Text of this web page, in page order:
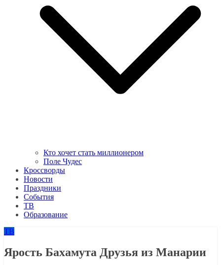
Кто хочет стать миллионером
Поле Чудес
Кроссворды
Новости
Праздники
События
ТВ
Образование
ТВ
Ярость Бахамута Друзья из Манарии